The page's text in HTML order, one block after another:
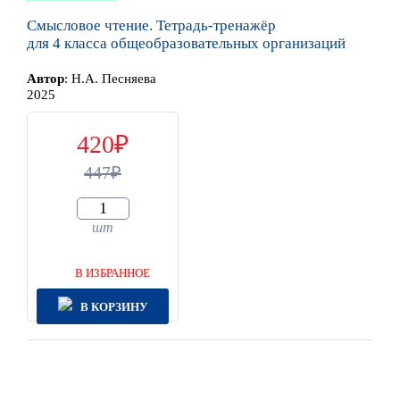
Смысловое чтение. Тетрадь-тренажёр
для 4 класса общеобразовательных организаций
Автор: Н.А. Песняева
2025
420
447
шт
В ИЗБРАННОЕ
В КОРЗИНУ